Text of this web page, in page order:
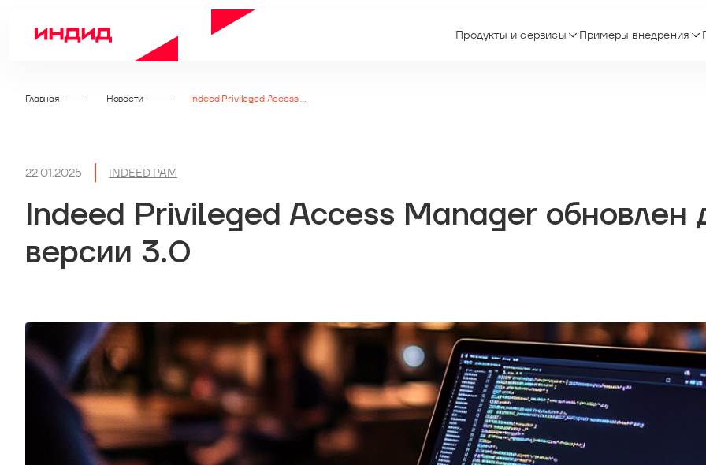
Продукты и сервисы Примеры внедрения
Главная Новости Indeed Privileged Access Manager обновлен до версии 3.0
22.01.2025 INDEED PAM
Indeed Privileged Access Manager обновлен
версии 3.0